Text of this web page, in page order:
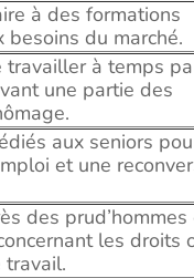
à des formations
besoins du marché.
travailler à temps
une partie des
aux seniors
et une
des prud’hommes
les droits
travail.